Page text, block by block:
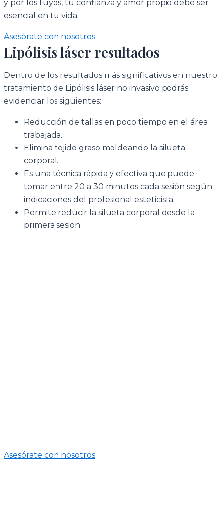
y por los tuyos, tu confianza y amor propio debe ser
esencial en tu vida.
Asesórate con nosotros
Lipólisis láser resultados
Dentro de los resultados más significativos en nuestro
tratamiento de Lipólisis láser no invasivo podrás
evidenciar los siguientes:
Reducción de tallas en poco tiempo en el área
trabajada.
Elimina tejido graso moldeando la silueta
corporal.
Es una técnica rápida y efectiva que puede
tomar entre 20 a 30 minutos cada sesión según
indicaciones del profesional esteticista.
Permite reducir la silueta corporal desde la
primera sesión.
Asesórate con nosotros